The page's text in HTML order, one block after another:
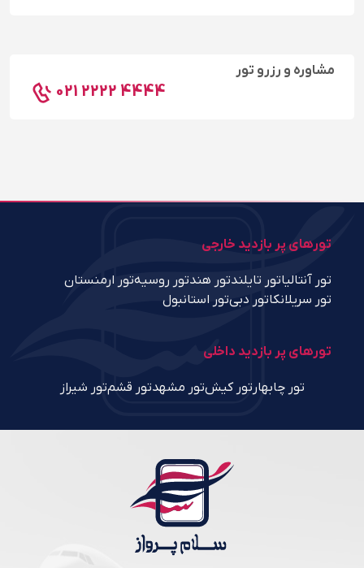
مشاوره و رزرو تور
021 2222 4444
تورهای پر بازدید خارجی
تور آنتالیاتور تایلندتور هندتور روسیهتور ارمنستان
تور سریلانکاتور دبیتور استانبول
تورهای پر بازدید داخلی
تور چابهار تور کیشتور مشهدتور قشمتور شیراز